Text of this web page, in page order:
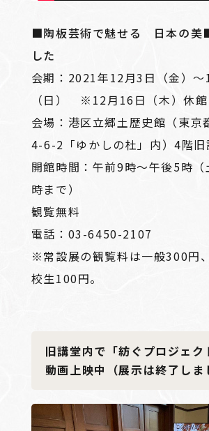
■陶板芸術で魅せる 日本の
した
会期：2021年12月3日（金）～
（日） ※12月16日（木）休館
会場：港区立郷土歴史館（東京
4-6-2「ゆかしの杜」内）4階旧
開館時間：午前9時～午後5時
時まで）
観覧無料
電話：03-6450-2107
※常設展の観覧料は一般300円
校生100円。
旧講堂内で「紡ぐプロジェク
動画上映中（展示は終了しま